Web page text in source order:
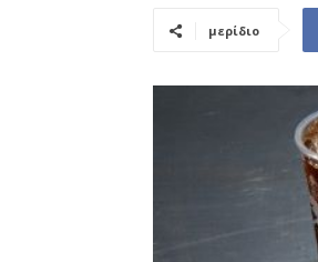
μερίδιο